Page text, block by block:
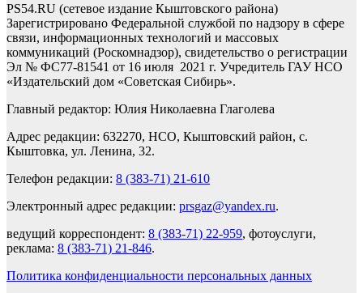
PS54.RU (сетевое издание Кыштовского района)
Зарегистрировано Федеральной службой по надзору в сфере
связи, информационных технологий и массовых
коммуникаций (Роскомнадзор), свидетельство о регистрации
Эл № ФС77-81541 от 16 июля 2021 г. Учредитель ГАУ НСО
«Издательский дом «Советская Сибирь».
Главный редактор: Юлия Николаевна Глаголева
Адрес редакции: 632270, НСО, Кыштовский район, с.
Кыштовка, ул. Ленина, 32.
Телефон редакции: 8 (383-71) 21-610
Электронный адрес редакции: prsgaz@yandex.ru.
ведущий корреспондент: 8 (383-71) 22-959, фотоуслуги,
реклама: 8 (383-71) 21-846.
Политика конфиденциальности персональных данных